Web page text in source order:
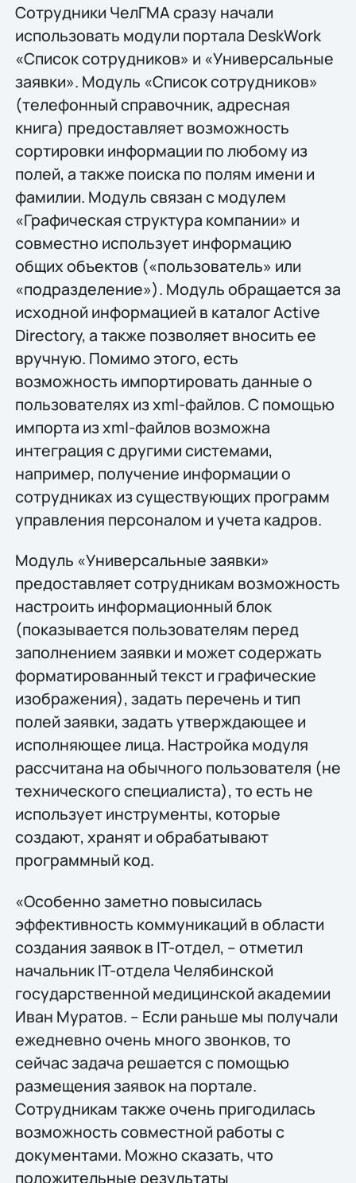
Сотрудники ЧелГМА сразу начали
использовать модули портала DeskWork
«Список сотрудников» и «Универсальные
заявки». Модуль «Список сотрудников»
(телефонный справочник, адресная
книга) предоставляет возможность
сортировки информации по любому из
полей, а также поиска по полям имени и
фамилии. Модуль связан с модулем
«Графическая структура компании» и
совместно использует информацию
общих объектов («пользователь» или
«подразделение»). Модуль обращается за
исходной информацией в каталог Active
Directory, а также позволяет вносить ее
вручную. Помимо этого, есть
возможность импортировать данные о
пользователях из xml-файлов. С помощью
импорта из xml-файлов возможна
интеграция с другими системами,
например, получение информации о
сотрудниках из существующих программ
управления персоналом и учета кадров.
Модуль «Универсальные заявки»
предоставляет сотрудникам возможность
настроить информационный блок
(показывается пользователям перед
заполнением заявки и может содержать
форматированный текст и графические
изображения), задать перечень и тип
полей заявки, задать утверждающее и
исполняющее лица. Настройка модуля
рассчитана на обычного пользователя (не
технического специалиста), то есть не
использует инструменты, которые
создают, хранят и обрабатывают
программный код.
«Особенно заметно повысилась
эффективность коммуникаций в области
создания заявок в IT-отдел, – отметил
начальник IT-отдела Челябинской
государственной медицинской академии
Иван Муратов. – Если раньше мы получали
ежедневно очень много звонков, то
сейчас задача решается с помощью
размещения заявок на портале.
Сотрудникам также очень пригодилась
возможность совместной работы с
документами. Можно сказать, что
положительные результаты